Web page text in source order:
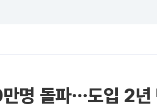
명 돌파⋯도입 2년